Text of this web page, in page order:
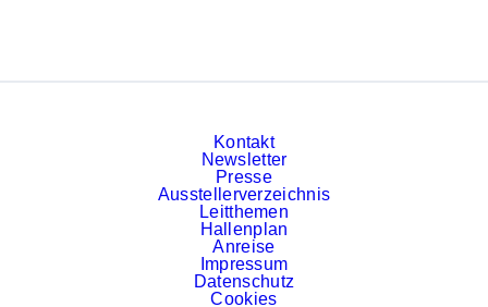
Kontakt
Newsletter
Presse
Ausstellerverzeichnis
Leitthemen
Hallenplan
Anreise
Impressum
Datenschutz
Cookies